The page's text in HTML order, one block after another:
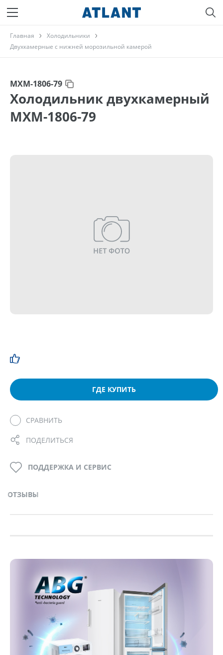
Главная
Холодильники
Двухкамерные с нижней морозильной камерой
МХМ-1806-79
Холодильник двухкамерный
МХМ-1806-79
ГДЕ КУПИТЬ
СРАВНИТЬ
ПОДЕЛИТЬСЯ
ОТЗЫВЫ
ПОДДЕРЖКА И СЕРВИС